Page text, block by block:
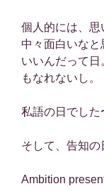
個人的には、思
中々面白いなと
いいんだって
もなれないし。
私語の日でした
そして、告知の
Ambition